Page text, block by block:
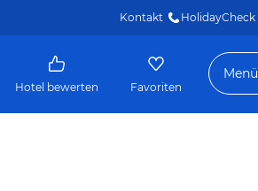
Kontakt HolidayCheck
Hotel bewerten Favoriten
Menü